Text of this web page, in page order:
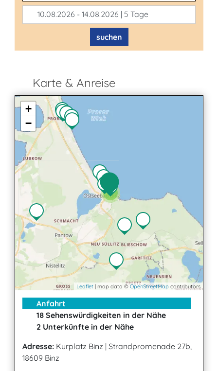
10.08.2026 - 14.08.2026 | 5 Tage
suchen
Karte & Anreise
2
+
−
Leaflet | map data ©OpenStreetMap contributors
Anfahrt
18 Sehenswürdigkeiten in der Nähe
2 Unterkünfte in der Nähe
Adresse: Kurplatz Binz | Strandpromenade 27b,
18609 Binz